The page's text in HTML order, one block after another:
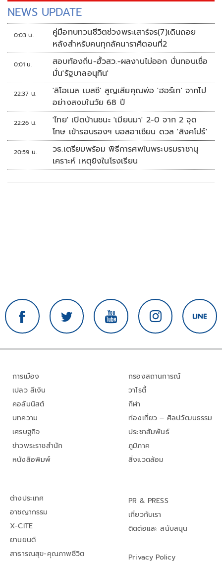
NEWS UPDATE
0:03 น.
คู่มือทบทวนชีวิตช่วงพระเสาร์จร(7)เดินถอย
หลังสำหรับคนทุกลัคนาราศีตอนที่2
0:01 น.
สอบท้องถิ่น-ฮั้วสว.-ผลงานไม่ออก บั่นทอนเชื่อ
มั่น'รัฐบาลอนุทิน'
22:37 น.
'ลิโอเนล เมสซี' สูญเสียคุณพ่อ 'ฮอร์เก' จากไป
อย่างสงบในวัย 68 ปี
22:26 น.
'ไทย' เปิดบ้านชนะ 'เมียนมา' 2-0 จาก 2 จุด
โทษ เข้ารอบรองฯ บอลอาเซียน ดวล 'สิงคโปร์'
20:59 น.
วธ.เตรียมพร้อม พิธีการศพในพระบรมราชานุ
เคราะห์ เหตุยิงในโรงเรียน
การเมือง
เปลว สีเงิน
คอลัมนิสต์
บทความ
เศรษฐกิจ
ข่าวพระราชสำนัก
หนังสือพิมพ์
กรองสถานการณ์
วาไรตี้
กีฬา
ท่องเที่ยว – ศิลปวัฒนธรรม
ประชาสัมพันธ์
ภูมิภาค
สิ่งแวดล้อม
ต่างประเทศ
อาชญากรรม
X-CITE
ยานยนต์
สาธารณสุข-คุณภาพชีวิต
PR & PRESS
เกี่ยวกับเรา
ติดต่อและ สนับสนุน
Privacy Policy